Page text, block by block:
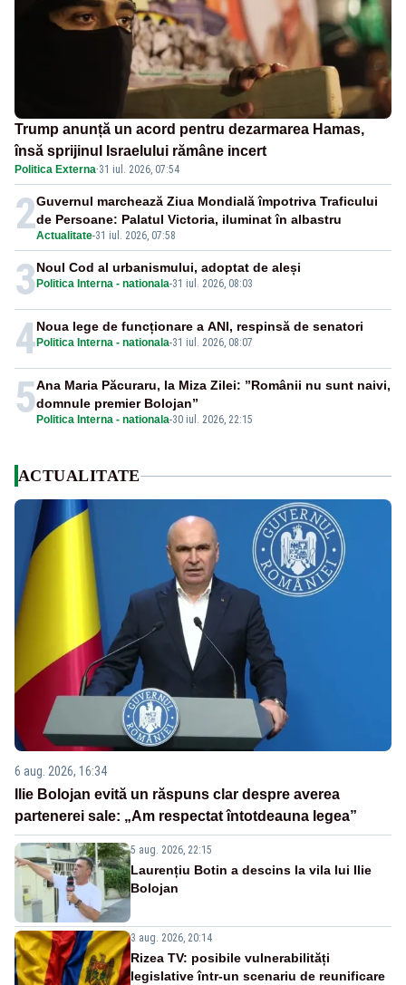
Trump anunță un acord pentru dezarmarea Hamas,
însă sprijinul Israelului rămâne incert
Politica Externa·31 iul. 2026, 07:54
2Actualitate-31 iul. 2026, 07:58
Guvernul marchează Ziua Mondială împotriva Traficului
de Persoane: Palatul Victoria, iluminat în albastru
3 Politica Interna - nationala-31 iul. 2026, 08:03
Noul Cod al urbanismului, adoptat de aleși
4 Politica Interna - nationala-31 iul. 2026, 08:07
Noua lege de funcționare a ANI, respinsă de senatori
5 Politica Interna - nationala-30 iul. 2026, 22:15
Ana Maria Păcuraru, la Miza Zilei: ”Românii nu sunt naivi,
domnule premier Bolojan”
ACTUALITATE
6 aug. 2026, 16:34
Ilie Bolojan evită un răspuns clar despre averea
partenerei sale: „Am respectat întotdeauna legea”
5 aug. 2026, 22:15
Laurențiu Botin a descins la vila lui Ilie
Bolojan
3 aug. 2026, 20:14
Rizea TV: posibile vulnerabilități
legislative într-un scenariu de reunificare